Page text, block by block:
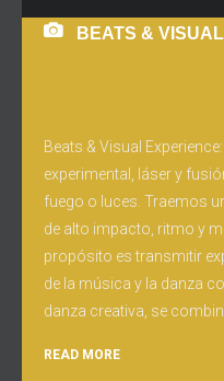
BEATS &
Beats & Visual
experimental, láser y
fuego o luces. Traemos
de alto impacto, ritmo y
propósito es transmitir
de la música y la danza
danza creativa, se
READ MORE